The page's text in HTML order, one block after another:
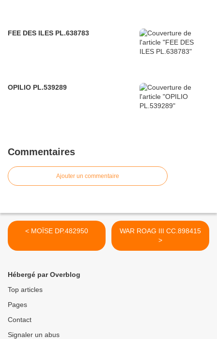
FEE DES ILES PL.638783
OPILIO PL.539289
Commentaires
Ajouter un commentaire
< MOÏSE DP.482950
WAR ROAG III CC.898415
>
Hébergé par Overblog
Top articles
Pages
Contact
Signaler un abus